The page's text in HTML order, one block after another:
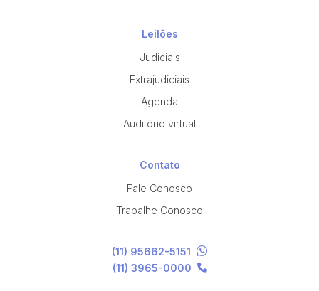
Leilões
Judiciais
Extrajudiciais
Agenda
Auditório virtual
Contato
Fale Conosco
Trabalhe Conosco
(11) 95662-5151
(11) 3965-0000